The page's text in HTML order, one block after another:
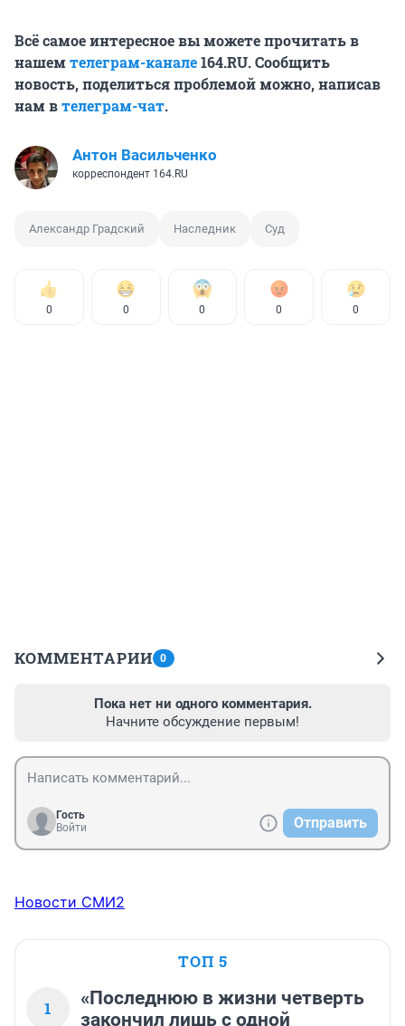
Всё самое интересное вы можете прочитать в
нашемтелеграм-канале164.RU. Сообщить
новость, поделиться проблемой можно, написав
нам втелеграм-чат.
Антон Васильченко
корреспондент 164.RU
Александр Градский Наследник Суд
0 0 0 0 0
КОММЕНТАРИИ 0
Пока нет ни одного комментария.
Начните обсуждение первым!
Гость
Войти
Отправить
Новости СМИ2
ТОП 5
1
«Последнюю в жизни четверть
закончил лишь с одной